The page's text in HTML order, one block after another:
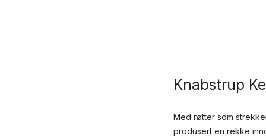
Knabstrup
Med røtter som
produsert en rekke